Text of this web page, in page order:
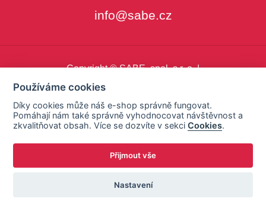
info@sabe.cz
Copyright © SABE, spol. s r. o. |
Používáme cookies
Díky cookies může náš e-shop správně fungovat.
Pomáhají nám také správně vyhodnocovat návštěvnost a
zkvalitňovat obsah. Více se dozvíte v sekciCookies.
Přijmout vše
Nastavení